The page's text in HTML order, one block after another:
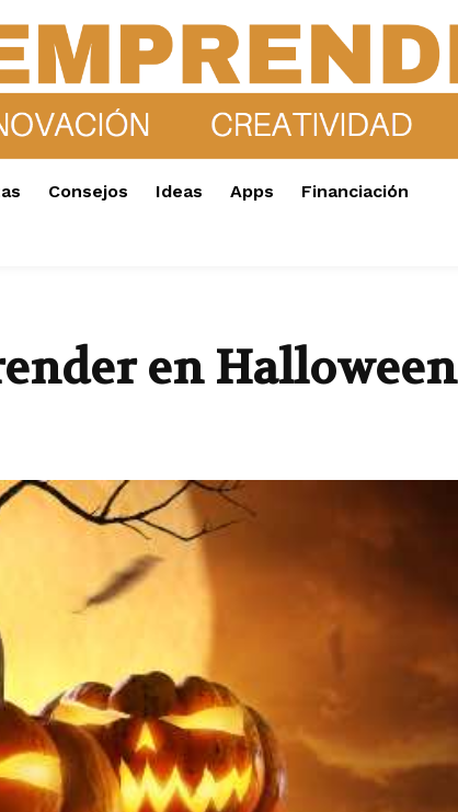
Consejos Ideas Apps Financiación
en Halloween